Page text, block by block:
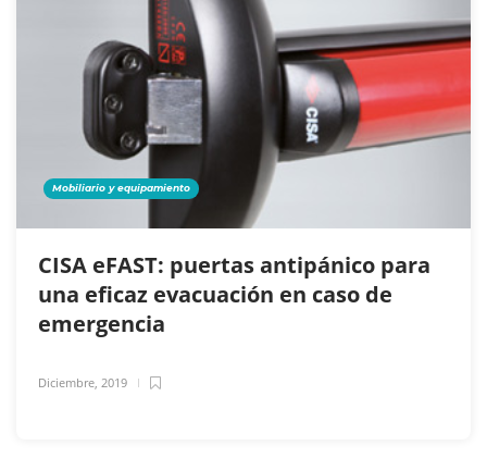
Mobiliario y equipamiento
CISA eFAST: puertas antipánico para
una eficaz evacuación en caso de
emergencia
Diciembre, 2019